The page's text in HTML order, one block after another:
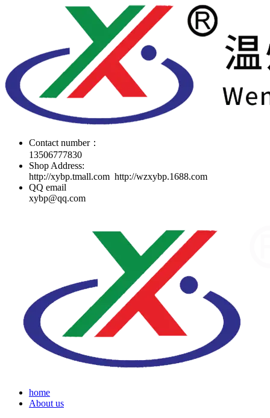
Contact number：
13506777830
Shop Address:
http://xybp.tmall.com http://wzxybp.1688.com
QQ email
xybp@qq.com
home
About us